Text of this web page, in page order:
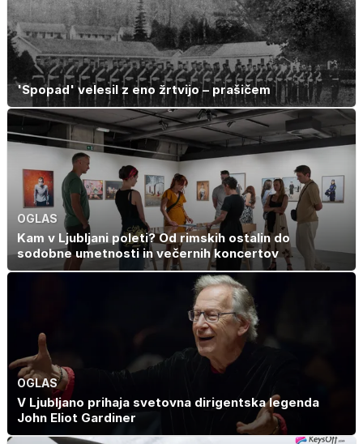
'Spopad' velesil z eno žrtvijo – prašičem
OGLAS
Kam v Ljubljani poleti? Od rimskih ostalin do
sodobne umetnosti in večernih koncertov
OGLAS
V Ljubljano prihaja svetovna dirigentska legenda
John Eliot Gardiner